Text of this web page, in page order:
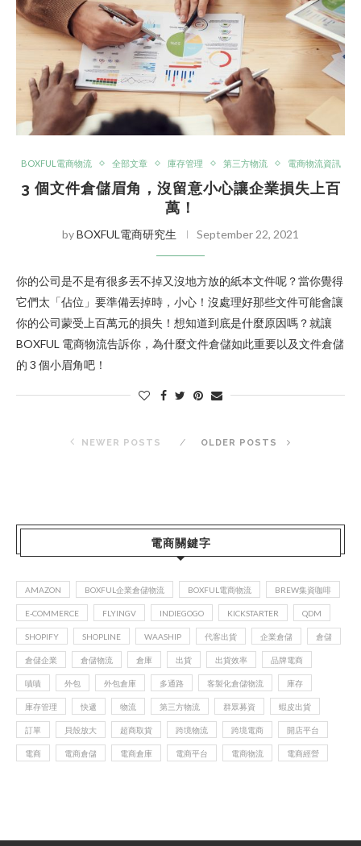
BOXFUL電商物流 全部文章 庫存管理 第三方物流 電商物流資訊
3 個文件倉儲眉角，沒留意小心讓企業損失上百
萬！
byBOXFUL電商研究生 September 22, 2021
你的公司是不是有很多丟不掉又沒地方放的紙本文件呢？當你覺得
它們太「佔位」要準備丟掉時，小心！沒處理好那些文件可能會讓
你的公司蒙受上百萬元的損失！想知道到底是什麼原因嗎？就讓
BOXFUL 電商物流告訴你，為什麼文件倉儲如此重要以及文件倉儲
的 3 個小眉角吧！
NEWER POSTS OLDER POSTS
電商關鍵字
AMAZON BOXFUL企業倉儲物流 BOXFUL電商物流 BREW集資咖啡
E-COMMERCE FLYINGV INDIEGOGO KICKSTARTER QDM
SHOPIFY SHOPLINE WAASHIP 代客出貨 企業倉儲 倉儲
倉儲企業 倉儲物流 倉庫 出貨 出貨效率 品牌電商
嘖嘖 外包 外包倉庫 多通路 客製化倉儲物流 庫存
庫存管理 快遞 物流 第三方物流 群眾募資 蝦皮出貨
訂單 貝殼放大 超商取貨 跨境物流 跨境電商 開店平台
電商 電商倉儲 電商倉庫 電商平台 電商物流 電商經營